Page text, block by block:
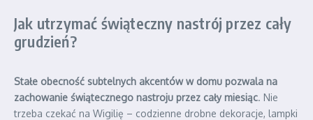
Jak utrzymać świąteczny nastrój przez cały
grudzień?
Stałe obecność subtelnych akcentów w domu pozwala na
zachowanie świątecznego nastroju przez cały miesiąc. Nie
trzeba czekać na Wigilię – codzienne drobne dekoracje, lampki